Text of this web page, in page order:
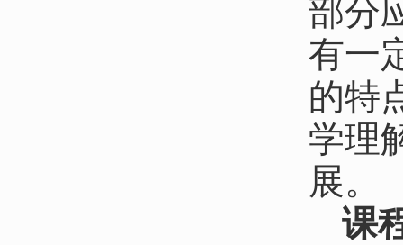
部分
有一
的特
学理
展。
课